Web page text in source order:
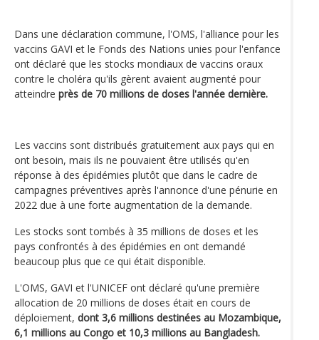
Dans une déclaration commune, l'OMS, l'alliance pour les
vaccins GAVI et le Fonds des Nations unies pour l'enfance
ont déclaré que les stocks mondiaux de vaccins oraux
contre le choléra qu'ils gèrent avaient augmenté pour
atteindre près de 70 millions de doses l'année dernière.
Les vaccins sont distribués gratuitement aux pays qui en
ont besoin, mais ils ne pouvaient être utilisés qu'en
réponse à des épidémies plutôt que dans le cadre de
campagnes préventives après l'annonce d'une pénurie en
2022 due à une forte augmentation de la demande.
Les stocks sont tombés à 35 millions de doses et les
pays confrontés à des épidémies en ont demandé
beaucoup plus que ce qui était disponible.
L'OMS, GAVI et l'UNICEF ont déclaré qu'une première
allocation de 20 millions de doses était en cours de
déploiement, dont 3,6 millions destinées au Mozambique,
6,1 millions au Congo et 10,3 millions au Bangladesh.